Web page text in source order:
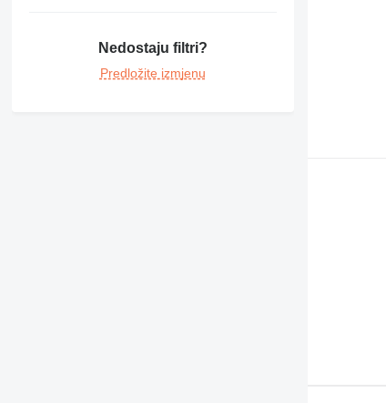
Nedostaju filtri?
Predložite izmjenu